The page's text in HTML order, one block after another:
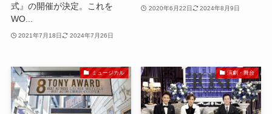
式』の開催が決定。これを
WO...
2021年7月18日 2024年7月26日
2020年6月22日 2024年8月9日
ミュージカル 演劇・舞台